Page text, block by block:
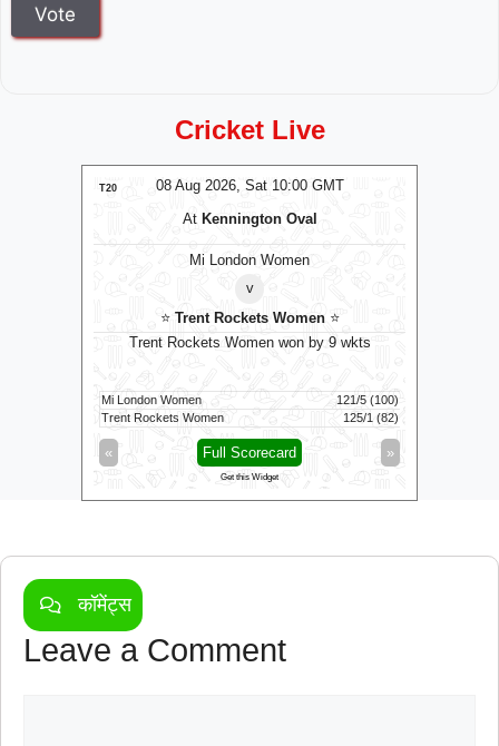
Cricket Live
08 Aug 2026, Sat 10:00 GMT
T20
At Kennington Oval
Mi London Women
v
⭐Trent Rockets Women ⭐
Trent Rockets Women won by 9 wkts
Mi London Women
121/5 (100)
Trent Rockets Women
125/1 (82)
« »
Full Scorecard
Get this Widget
कॉमेंट्स
Leave a Comment